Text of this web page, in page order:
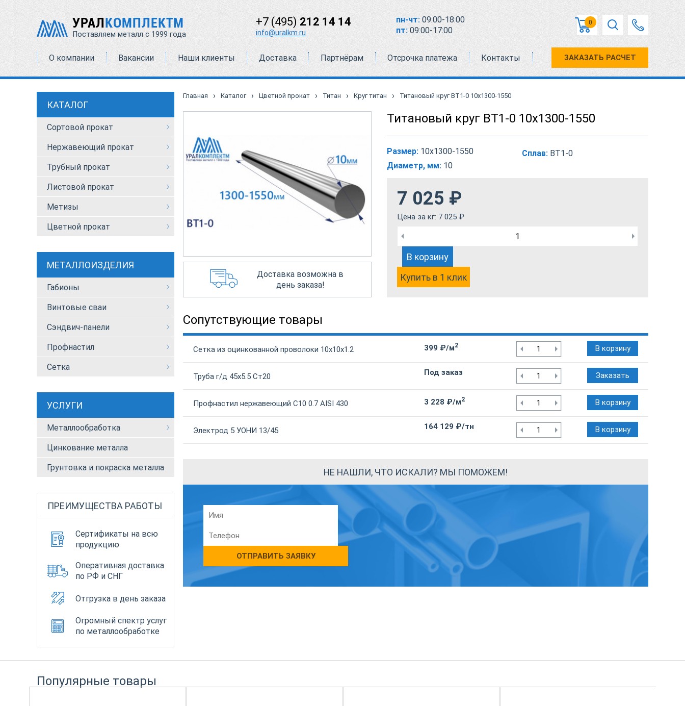
УРАЛКОМПЛЕКТМ
Поставляем металл с 1999 года
+7 (495) 212 14 14
info@uralkm.ru
пн-чт: 09:00-18:00
пт: 09:00-17:00
0
О компании Вакансии Наши клиенты Доставка Партнёрам Отсрочка платежа Контакты ЗАКАЗАТЬ РАСЧЕТ
КАТАЛОГ
Сортовой прокат
Нержавеющий прокат
Трубный прокат
Листовой прокат
Метизы
Цветной прокат
МЕТАЛЛОИЗДЕЛИЯ
Габионы
Винтовые сваи
Сэндвич-панели
Профнастил
Сетка
УСЛУГИ
Металлообработка
Цинкование металла
Грунтовка и покраска металла
ПРЕИМУЩЕСТВА РАБОТЫ
Сертификаты на всю
продукцию
Оперативная доставка
по РФ и СНГ
Отгрузка в день заказа
Огромный спектр услуг
по металлообработке
Главная › Каталог › Цветной прокат › Титан › Круг титан › Титановый круг ВТ1-0 10х1300-1550
Доставка возможна в
день заказа!
Титановый круг ВТ1-0 10х1300-1550
Размер: 10х1300-1550
Диаметр, мм: 10
Сплав: ВТ1-0
7 025 ₽
Цена за кг: 7 025 ₽
В корзину
Купить в 1 клик
Сопутствующие товары
Сетка из оцинкованной проволоки 10х10х1.2 399 ₽/м2 В корзину
Труба г/д 45х5.5 Ст20 Под заказ Заказать
Профнастил нержавеющий С10 0.7 AISI 430 3 228 ₽/м2 В корзину
Электрод 5 УОНИ 13/45 164 129 ₽/тн В корзину
НЕ НАШЛИ, ЧТО ИСКАЛИ? МЫ ПОМОЖЕМ!
ОТПРАВИТЬ ЗАЯВКУ
Популярные товары